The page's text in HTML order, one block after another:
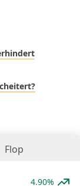
Flop
4.90%